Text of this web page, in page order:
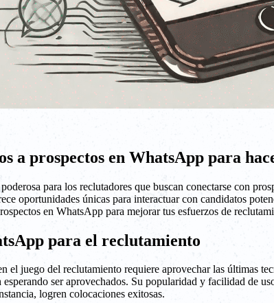
a prospectos en WhatsApp para
para los reclutadores que buscan conectarse con
oportunidades únicas para interactuar con candidatos
en WhatsApp para mejorar tus esfuerzos de
para el reclutamiento
el juego del reclutamiento requiere aprovechar las últimas
ser aprovechados. Su popularidad y facilidad de
logren colocaciones exitosas.